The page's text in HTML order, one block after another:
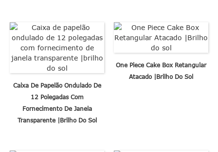
Caixa De Papelão Ondulado De
12 Polegadas Com
Fornecimento De Janela
Transparente |brilho Do Sol
One Piece Cake Box Retangular
Atacado |Brilho Do Sol